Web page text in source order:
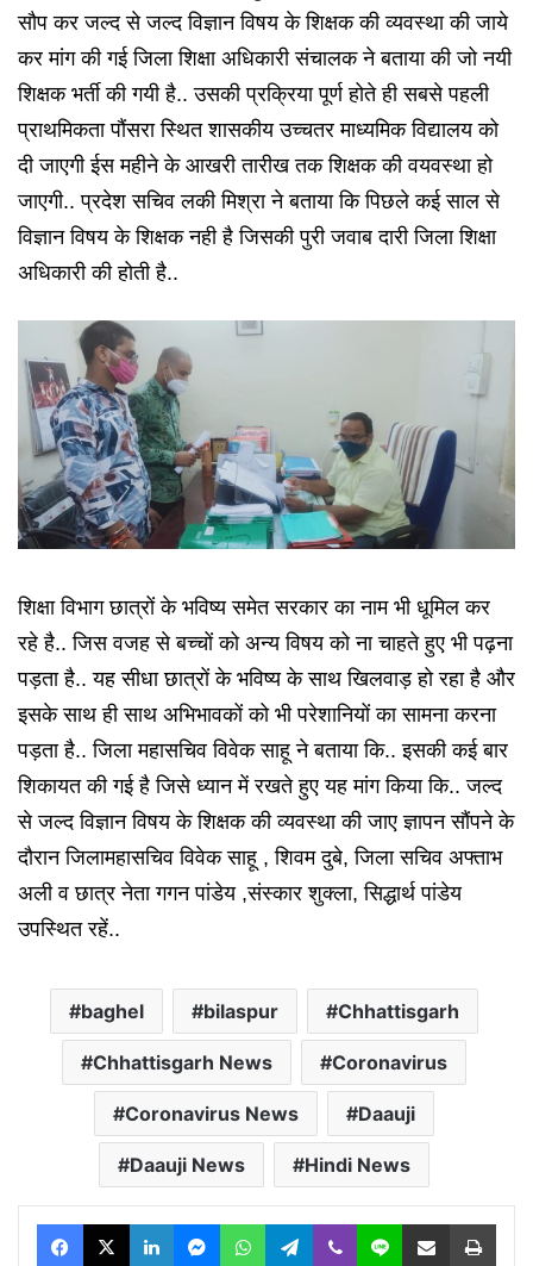
सौप कर जल्द से जल्द विज्ञान विषय के शिक्षक की व्यवस्था की जाये
कर मांग की गई जिला शिक्षा अधिकारी संचालक ने बताया की जो नयी
शिक्षक भर्ती की गयी है.. उसकी प्रक्रिया पूर्ण होते ही सबसे पहली
प्राथमिकता पौंसरा स्थित शासकीय उच्चतर माध्यमिक विद्यालय को
दी जाएगी ईस महीने के आखरी तारीख तक शिक्षक की वयवस्था हो
जाएगी.. प्रदेश सचिव लकी मिश्रा ने बताया कि पिछले कई साल से
विज्ञान विषय के शिक्षक नही है जिसकी पुरी जवाब दारी जिला शिक्षा
अधिकारी की होती है..
शिक्षा विभाग छात्रों के भविष्य समेत सरकार का नाम भी धूमिल कर
रहे है.. जिस वजह से बच्चों को अन्य विषय को ना चाहते हुए भी पढ़ना
पड़ता है.. यह सीधा छात्रों के भविष्य के साथ खिलवाड़ हो रहा है और
इसके साथ ही साथ अभिभावकों को भी परेशानियों का सामना करना
पड़ता है.. जिला महासचिव विवेक साहू ने बताया कि.. इसकी कई बार
शिकायत की गई है जिसे ध्यान में रखते हुए यह मांग किया कि.. जल्द
से जल्द विज्ञान विषय के शिक्षक की व्यवस्था की जाए ज्ञापन सौंपने के
दौरान जिलामहासचिव विवेक साहू , शिवम दुबे, जिला सचिव अफ्ताभ
अली व छात्र नेता गगन पांडेय ,संस्कार शुक्ला, सिद्धार्थ पांडेय
उपस्थित रहें..
baghel bilaspur Chhattisgarh
Chhattisgarh News Coronavirus
Coronavirus News Daauji
Daauji News Hindi News
Facebook
X LinkedInMessengerWhatsAppTelegram
Viber Line Share via Email Print